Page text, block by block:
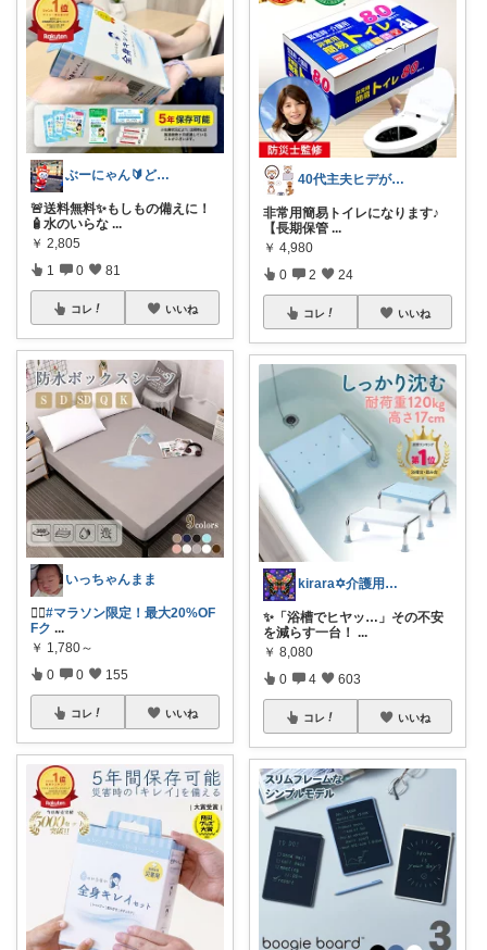
ぶーにゃん🔰どうしたら売れるかな😭
🚨送料無料✨もしもの備えに！
🧴水のいらな ...
￥ 2,805
1 0 81
コレ いいね
いっちゃんまま
❤️‍🔥#マラソン限定！最大20%OF
Fク ...
￥ 1,780～
0 0 155
コレ いいね
40代主夫ヒデが選ぶ暮らしの逸品
非常用簡易トイレになります♪
【長期保管 ...
￥ 4,980
0 2 24
コレ いいね
kirara✡介護用品🌈
✨「浴槽でヒヤッ…」その不安
を減らす一台！ ...
￥ 8,080
0 4 603
コレ いいね